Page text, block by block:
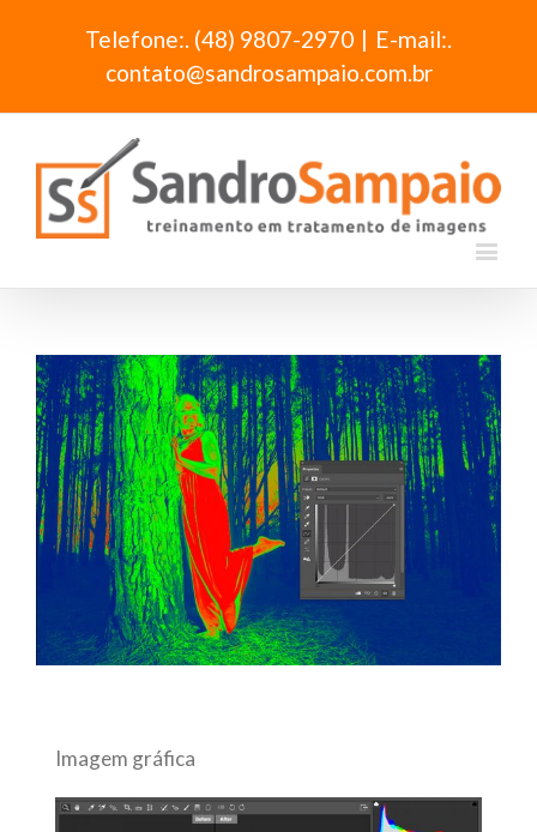
Telefone:. (48) 9807-2970 | E-mail:.
contato@sandrosampaio.com.br
Imagem gráfica